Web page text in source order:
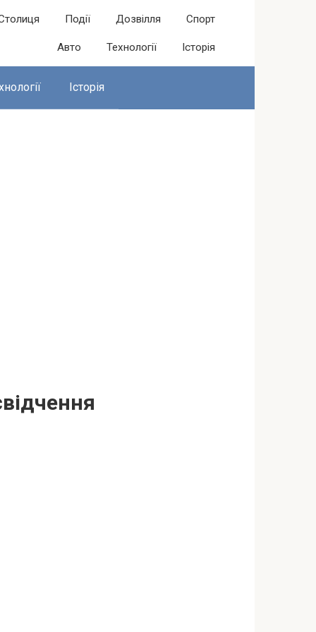
Події Дозвілля Спорт
Авто Технології Історія
Історія